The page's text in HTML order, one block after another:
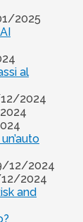
2025
al
2024
12/2024
2024
and